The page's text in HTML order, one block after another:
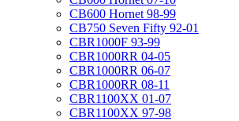
CB600 Hornet 98-99
CB750 Seven Fifty 92-01
CBR1000F 93-99
CBR1000RR 04-05
CBR1000RR 06-07
CBR1000RR 08-11
CBR1100XX 01-07
CBR1100XX 97-98